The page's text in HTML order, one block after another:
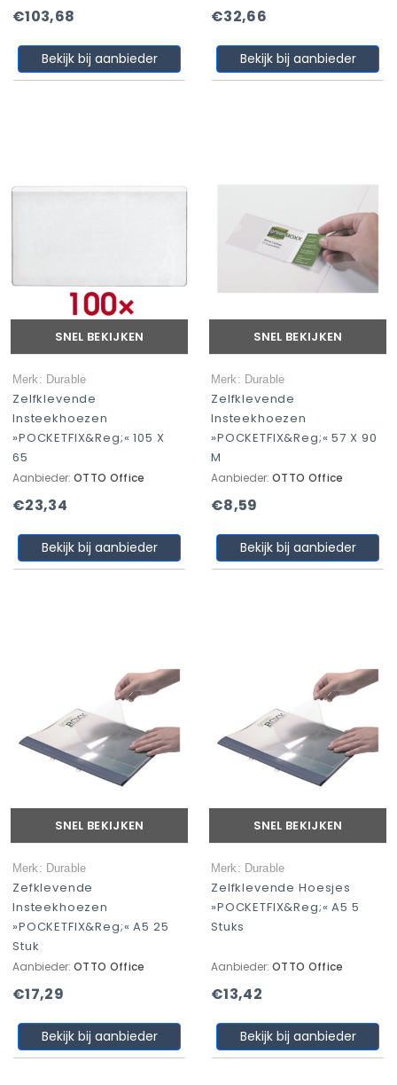
€103,68
Bekijk bij aanbieder
€32,66
Bekijk bij aanbieder
SNEL BEKIJKEN
Merk: Durable
Zelfklevende
Insteekhoezen
»POCKETFIX&reg;« 105 X
65
Aanbieder: OTTO Office
€23,34
Bekijk bij aanbieder
SNEL BEKIJKEN
Merk: Durable
Zelfklevende
Insteekhoezen
»POCKETFIX&reg;« 57 X 90
M
Aanbieder: OTTO Office
€8,59
Bekijk bij aanbieder
SNEL BEKIJKEN
Merk: Durable
Zefklevende
Insteekhoezen
»POCKETFIX&reg;« A5 25
Stuk
Aanbieder: OTTO Office
€17,29
Bekijk bij aanbieder
SNEL BEKIJKEN
Merk: Durable
Zelfklevende Hoesjes
»POCKETFIX&reg;« A5 5
Stuks
Aanbieder: OTTO Office
€13,42
Bekijk bij aanbieder